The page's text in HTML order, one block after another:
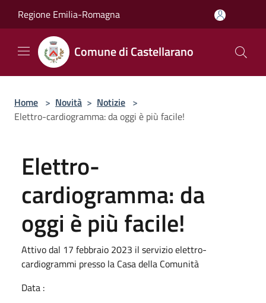
Regione Emilia-Romagna
Comune di Castellarano
Home > Novità > Notizie >
Elettro-cardiogramma: da oggi è più facile!
Elettro-
cardiogramma: da
oggi è più facile!
Attivo dal 17 febbraio 2023 il servizio elettro-
cardiogrammi presso la Casa della Comunità
Data :